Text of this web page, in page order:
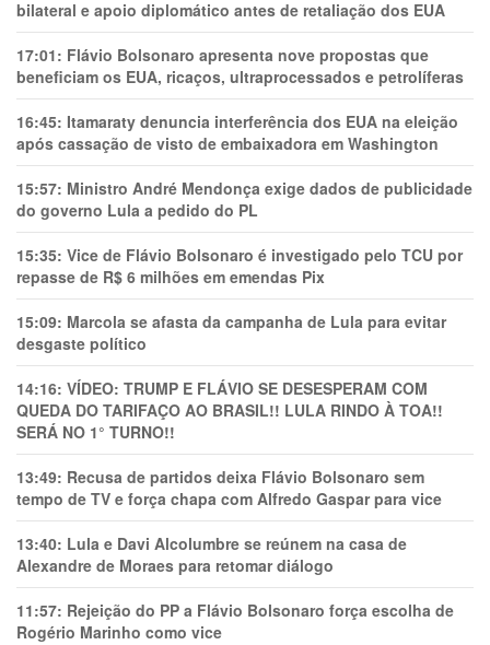
bilateral e apoio diplomático antes de retaliação dos EUA
17:01: Flávio Bolsonaro apresenta nove propostas que
beneficiam os EUA, ricaços, ultraprocessados e petrolíferas
16:45: Itamaraty denuncia interferência dos EUA na eleição
após cassação de visto de embaixadora em Washington
15:57: Ministro André Mendonça exige dados de publicidade
do governo Lula a pedido do PL
15:35: Vice de Flávio Bolsonaro é investigado pelo TCU por
repasse de R$ 6 milhões em emendas Pix
15:09: Marcola se afasta da campanha de Lula para evitar
desgaste político
14:16: VÍDEO: TRUMP E FLÁVIO SE DESESPERAM COM
QUEDA DO TARIFAÇO AO BRASIL!! LULA RINDO À TOA!!
SERÁ NO 1° TURNO!!
13:49: Recusa de partidos deixa Flávio Bolsonaro sem
tempo de TV e força chapa com Alfredo Gaspar para vice
13:40: Lula e Davi Alcolumbre se reúnem na casa de
Alexandre de Moraes para retomar diálogo
11:57: Rejeição do PP a Flávio Bolsonaro força escolha de
Rogério Marinho como vice